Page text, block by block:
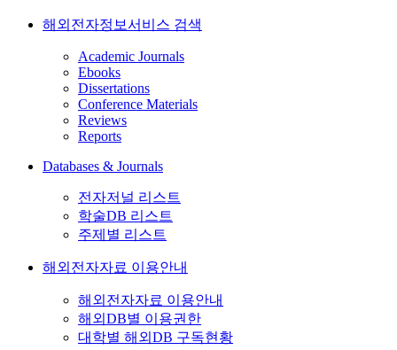
해외전자정보서비스 검색
Academic Journals
Ebooks
Dissertations
Conference Materials
Reviews
Reports
Databases & Journals
전자저널 리스트
학술DB 리스트
주제별 리스트
해외전자자료 이용안내
해외전자자료 이용안내
해외DB별 이용권한
대학별 해외DB 구독현황